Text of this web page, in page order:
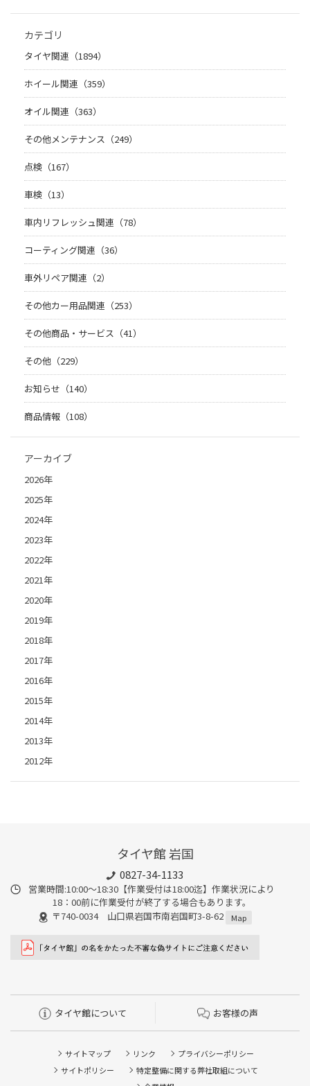
カテゴリ
タイヤ関連（1894）
ホイール関連（359）
オイル関連（363）
その他メンテナンス（249）
点検（167）
車検（13）
車内リフレッシュ関連（78）
コーティング関連（36）
車外リペア関連（2）
その他カー用品関連（253）
その他商品・サービス（41）
その他（229）
お知らせ（140）
商品情報（108）
アーカイブ
2026年
2025年
2024年
2023年
2022年
2021年
2020年
2019年
2018年
2017年
2016年
2015年
2014年
2013年
2012年
タイヤ館 岩国
0827-34-1133
営業時間:10:00〜18:30【作業受付は18:00迄】作業状況により
18：00前に作業受付が終了する場合もあります。
〒740-0034 山口県岩国市南岩国町3-8-62
Map
タイヤ館について お客様の声
サイトマップ リンク
プライバシーポリシー
サイトポリシー
特定整備に関する弊社取組について